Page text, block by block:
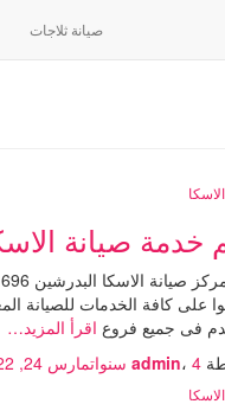
صيانة ثلاجات
صيانة الاسكا البدرشين 01127571696
على كافة الخدمات للصيانة
فى جميع فروع اقرأ المزيد…
admin، 4 سنوات مارس 24, 2022